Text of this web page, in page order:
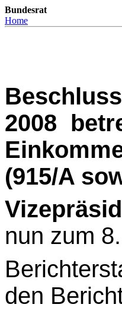
Bundesrat
Home
2008
(915/A
nun zum
den